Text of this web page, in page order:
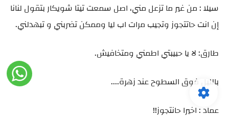
سيلا : من غير ما تزعل مني، اصل سمعت تيتا شويكار بتقول لنانا
إن انت حاتتجوز وتجيب مرات اب ليا وممكن تضربني و تبهدلني.
طارق: لا يا حبيبتي اطمني ومتخافيش.
بالليل فوق السطوح عند زهرة....
عماد : اخيرا حانتجوز!!